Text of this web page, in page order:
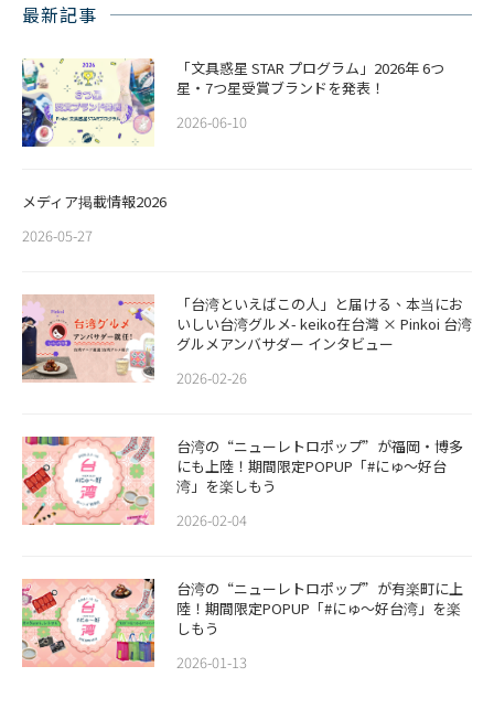
最新記事
「文具惑星 STAR プログラム」2026年 6つ
星・7つ星受賞ブランドを発表！
2026-06-10
メディア掲載情報2026
2026-05-27
「台湾といえばこの人」と届ける、本当にお
いしい台湾グルメ- keiko在台灣 × Pinkoi 台湾
グルメアンバサダー インタビュー
2026-02-26
​​台湾の“ニューレトロポップ”が福岡・博多
にも上陸！期間限定POPUP「#にゅ〜好台
湾」を楽しもう
2026-02-04
台湾の“ニューレトロポップ”が有楽町に上
陸！期間限定POPUP「#にゅ〜好台湾」を楽
しもう
2026-01-13